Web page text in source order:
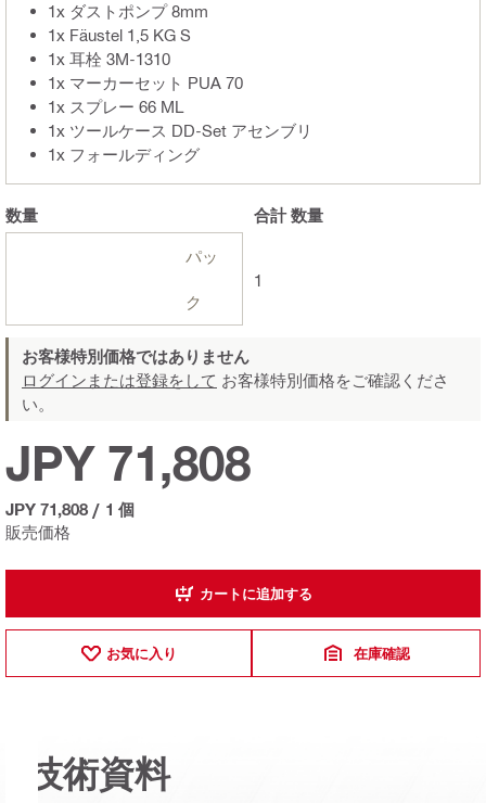
1x ダストポンプ 8mm
1x Fäustel 1,5 KG S
1x 耳栓 3M-1310
1x マーカーセット PUA 70
1x スプレー 66 ML
1x ツールケース DD-Set アセンブリ
1x フォールディング
数量
パッ
ク
合計数量
1
お客様特別価格ではありません
ログインまたは登録をして お客様特別価格をご確認くださ
い。
販売価格
JPY 71,808
JPY 71,808 / 1 個
カートに追加する
お気に入り 在庫確認
技術資料